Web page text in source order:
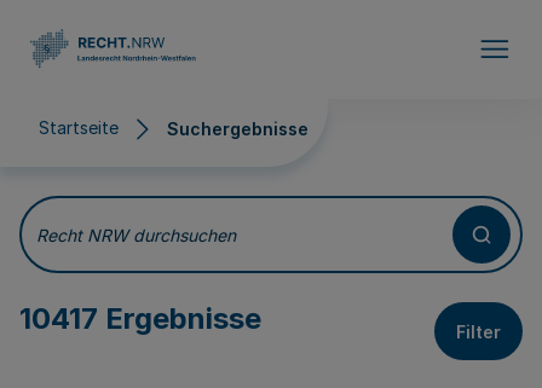
Startseite Suchergebnisse
Suchergebnisse
Recht NRW durchsuchen
10417 Ergebnisse Filter